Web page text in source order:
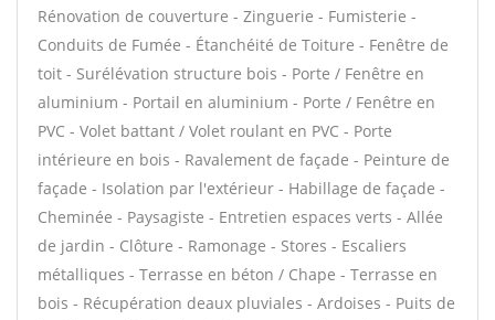
Rénovation de couverture - Zinguerie - Fumisterie -
Conduits de Fumée - Étanchéité de Toiture - Fenêtre de
toit - Surélévation structure bois - Porte / Fenêtre en
aluminium - Portail en aluminium - Porte / Fenêtre en
PVC - Volet battant / Volet roulant en PVC - Porte
intérieure en bois - Ravalement de façade - Peinture de
façade - Isolation par l'extérieur - Habillage de façade -
Cheminée - Paysagiste - Entretien espaces verts - Allée
de jardin - Clôture - Ramonage - Stores - Escaliers
métalliques - Terrasse en béton / Chape - Terrasse en
bois - Récupération deaux pluviales - Ardoises - Puits de